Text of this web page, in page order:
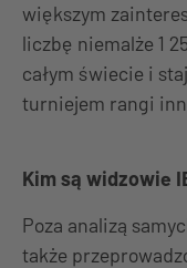
większym
liczbę niemalże 1
całym świecie i
turniejem rangi
Kim są widzowie
Poza analizą
także